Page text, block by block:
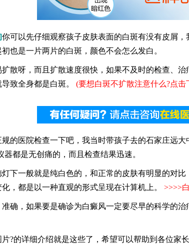
你可以先仔细观察孩子皮肤表面的白斑有没有皮屑
也是一片两片的白斑，颜色不会怎么发白。
呀，而且扩散速度很快，如果不及时的检查、治
致全身都是白斑。
(要想白斑不扩散注意什么?点击
医院检查一下吧，我当时带孩子去的石家庄远大
都是无创痛的，而且检查结果迅速。
一般就是纯白色的，和正常的皮肤有明显的对比
，都是以一种直观的形式呈现在计算机上。 >>>>
，如果要是确诊为白癜风一定要尽早的科学的治
的详细介绍就是这些了，希望可以帮助到各位家